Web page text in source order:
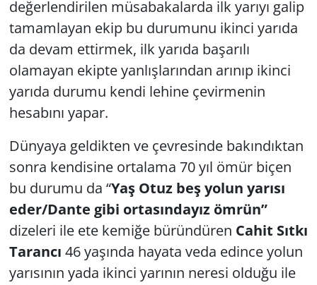
değerlendirilen müsabakalarda ilk yarıyı galip
tamamlayan ekip bu durumunu ikinci yarıda
da devam ettirmek, ilk yarıda başarılı
olamayan ekipte yanlışlarından arınıp ikinci
yarıda durumu kendi lehine çevirmenin
hesabını yapar.
Dünyaya geldikten ve çevresinde bakındıktan
sonra kendisine ortalama 70 yıl ömür biçen
bu durumu da “Yaş Otuz beş yolun yarısı
eder/Dante gibi ortasındayız ömrün”
dizeleri ile ete kemiğe büründüren Cahit Sıtkı
Tarancı 46 yaşında hayata veda edince yolun
yarısının yada ikinci yarının neresi olduğu ile
MAGAZİN
POLİTİKA
RESMİ İLANLAR
SAĞLIK
SPOR
Yerel